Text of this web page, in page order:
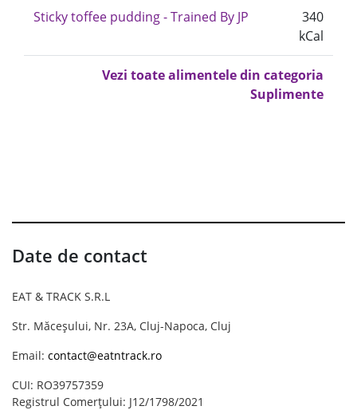
Sticky toffee pudding - Trained By JP
340
kCal
Vezi toate alimentele din categoria
Suplimente
Date de contact
EAT & TRACK S.R.L
Str. Măceșului, Nr. 23A, Cluj-Napoca, Cluj
Email: contact@eatntrack.ro
CUI: RO39757359
Registrul Comerțului: J12/1798/2021